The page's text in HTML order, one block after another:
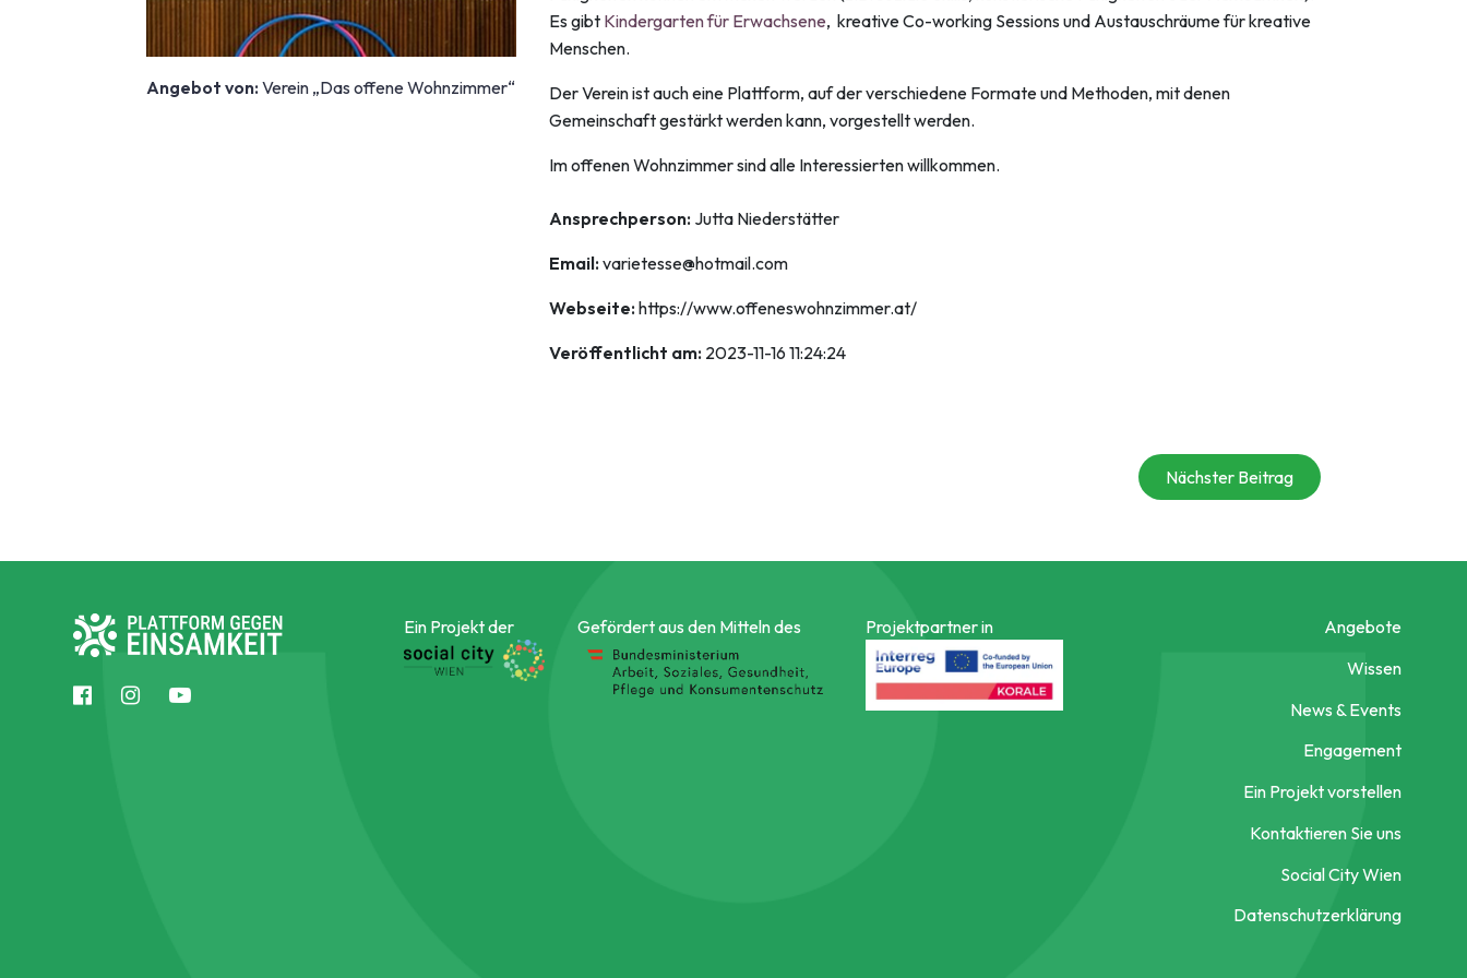
Angebot von: Verein „Das offene Wohnzimmer“
Es gibt Kindergarten für Erwachsene, kreative Co-working Sessions und Austauschräume für kreative
Menschen.
Der Verein ist auch eine Plattform, auf der verschiedene Formate und Methoden, mit denen
Gemeinschaft gestärkt werden kann, vorgestellt werden.
Im offenen Wohnzimmer sind alle Interessierten willkommen.
Ansprechperson: Jutta Niederstätter
Email:varietesse@hotmail.com
Webseite:https://www.offeneswohnzimmer.at/
Veröffentlicht am: 2023-11-16 11:24:24
Nächster Beitrag
Ein Projekt der Gefördert aus den Mitteln des Projektpartner in
Angebote
Wissen
News & Events
Engagement
Ein Projekt vorstellen
Kontaktieren Sie uns
Social City Wien
Datenschutzerklärung